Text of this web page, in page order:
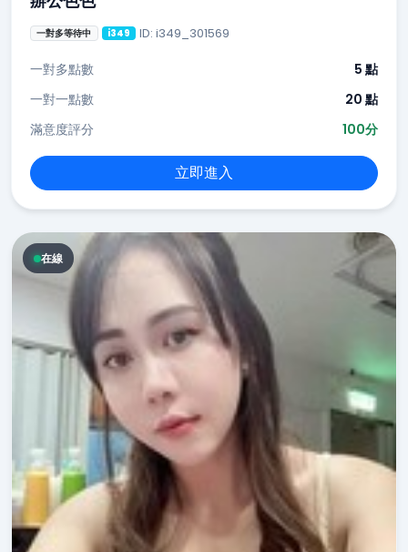
一對多等待中 i349 ID: i349_301569
一對多點數
5 點
一對一點數
20 點
滿意度評分
100分
立即進入
在線